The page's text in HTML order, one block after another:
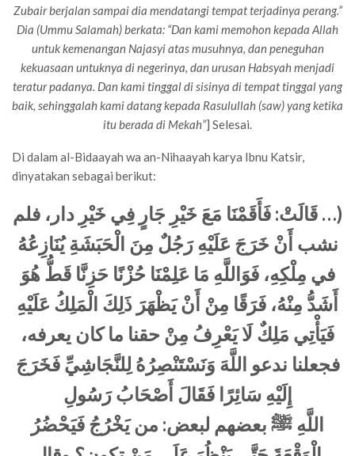
Zubair berjalan sampai dia mendatangi tempat terjadinya perang.”
Dia (Ummu Salamah) berkata: “Dan kami memohon kepada Allah
untuk kemenangan Najasyi atas musuhnya, dan peneguhan
kekuasaan untuknya di negerinya, dan urusan Habsyah menjadi
teratur padanya. Dan kami tinggal di sisinya di tempat tinggal yang
baik, sehinggalah kami datang kepada Rasulullah (saw) yang ketika
itu berada di Mekah”] Selesai.
Di dalam al-Bidaayah wa an-Nihaayah karya Ibnu Katsir,
dinyatakan sebagai berikut:
(
… قَالَتْ: فَأَقَمْنَا مَعَ خَيْرِ جَارٍ فِي خَيْرِ دار، فلم
نشب أَنْ خَرَجَ عَلَيْهِ رَجُلٌ مِنَ الْحَبَشَةِ يُنَازِعُهُ
في مِلْكِهِ، فَوَاللَّهِ مَا عَلِمْنَا حُزْنًا حَزِنَّا قَطُّ هُوَ
أَشَدُّ مِنْهُ، فَرَقًا مِنْ أَنْ يَظْهَرَ ذَلِكَ الْمَلِكُ عَلَيْهِ
فَيَأْتِي مَلِكٌ لَا يَعْرِفُ مِنْ حقنا ما كان يعرفه،
فجعلنا ندعو اللَّهَ وَنَسْتَنْصِرُهُ لِلنَّجَاشِيِّ فَخَرَجَ
إِلَيْهِ سَائِرًا فَقَالَ أَصْحَابُ رَسُولِ
اللَّهِ ﷺ بعضهم لبعض: من يَخْرُجُ فَيَحْضُرُ